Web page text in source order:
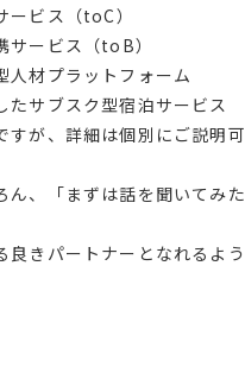
ービス（toC）
サービス（toB）
人材プラットフォーム
たサブスク型宿泊サービス
すが、詳細は個別にご説明可
ん、「まずは話を聞いてみ
良きパートナーとなれるよ